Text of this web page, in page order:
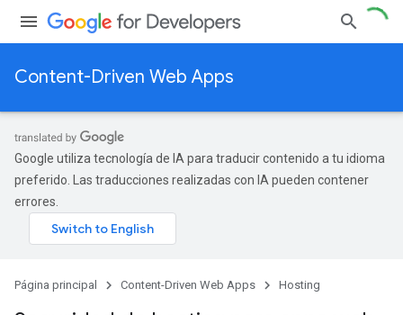
Content-Driven Web Apps
Google utiliza tecnología de IA para traducir contenido a tu idioma
preferido. Las traducciones realizadas con IA pueden contener
errores.
Página principal Content-Driven Web Apps Hosting